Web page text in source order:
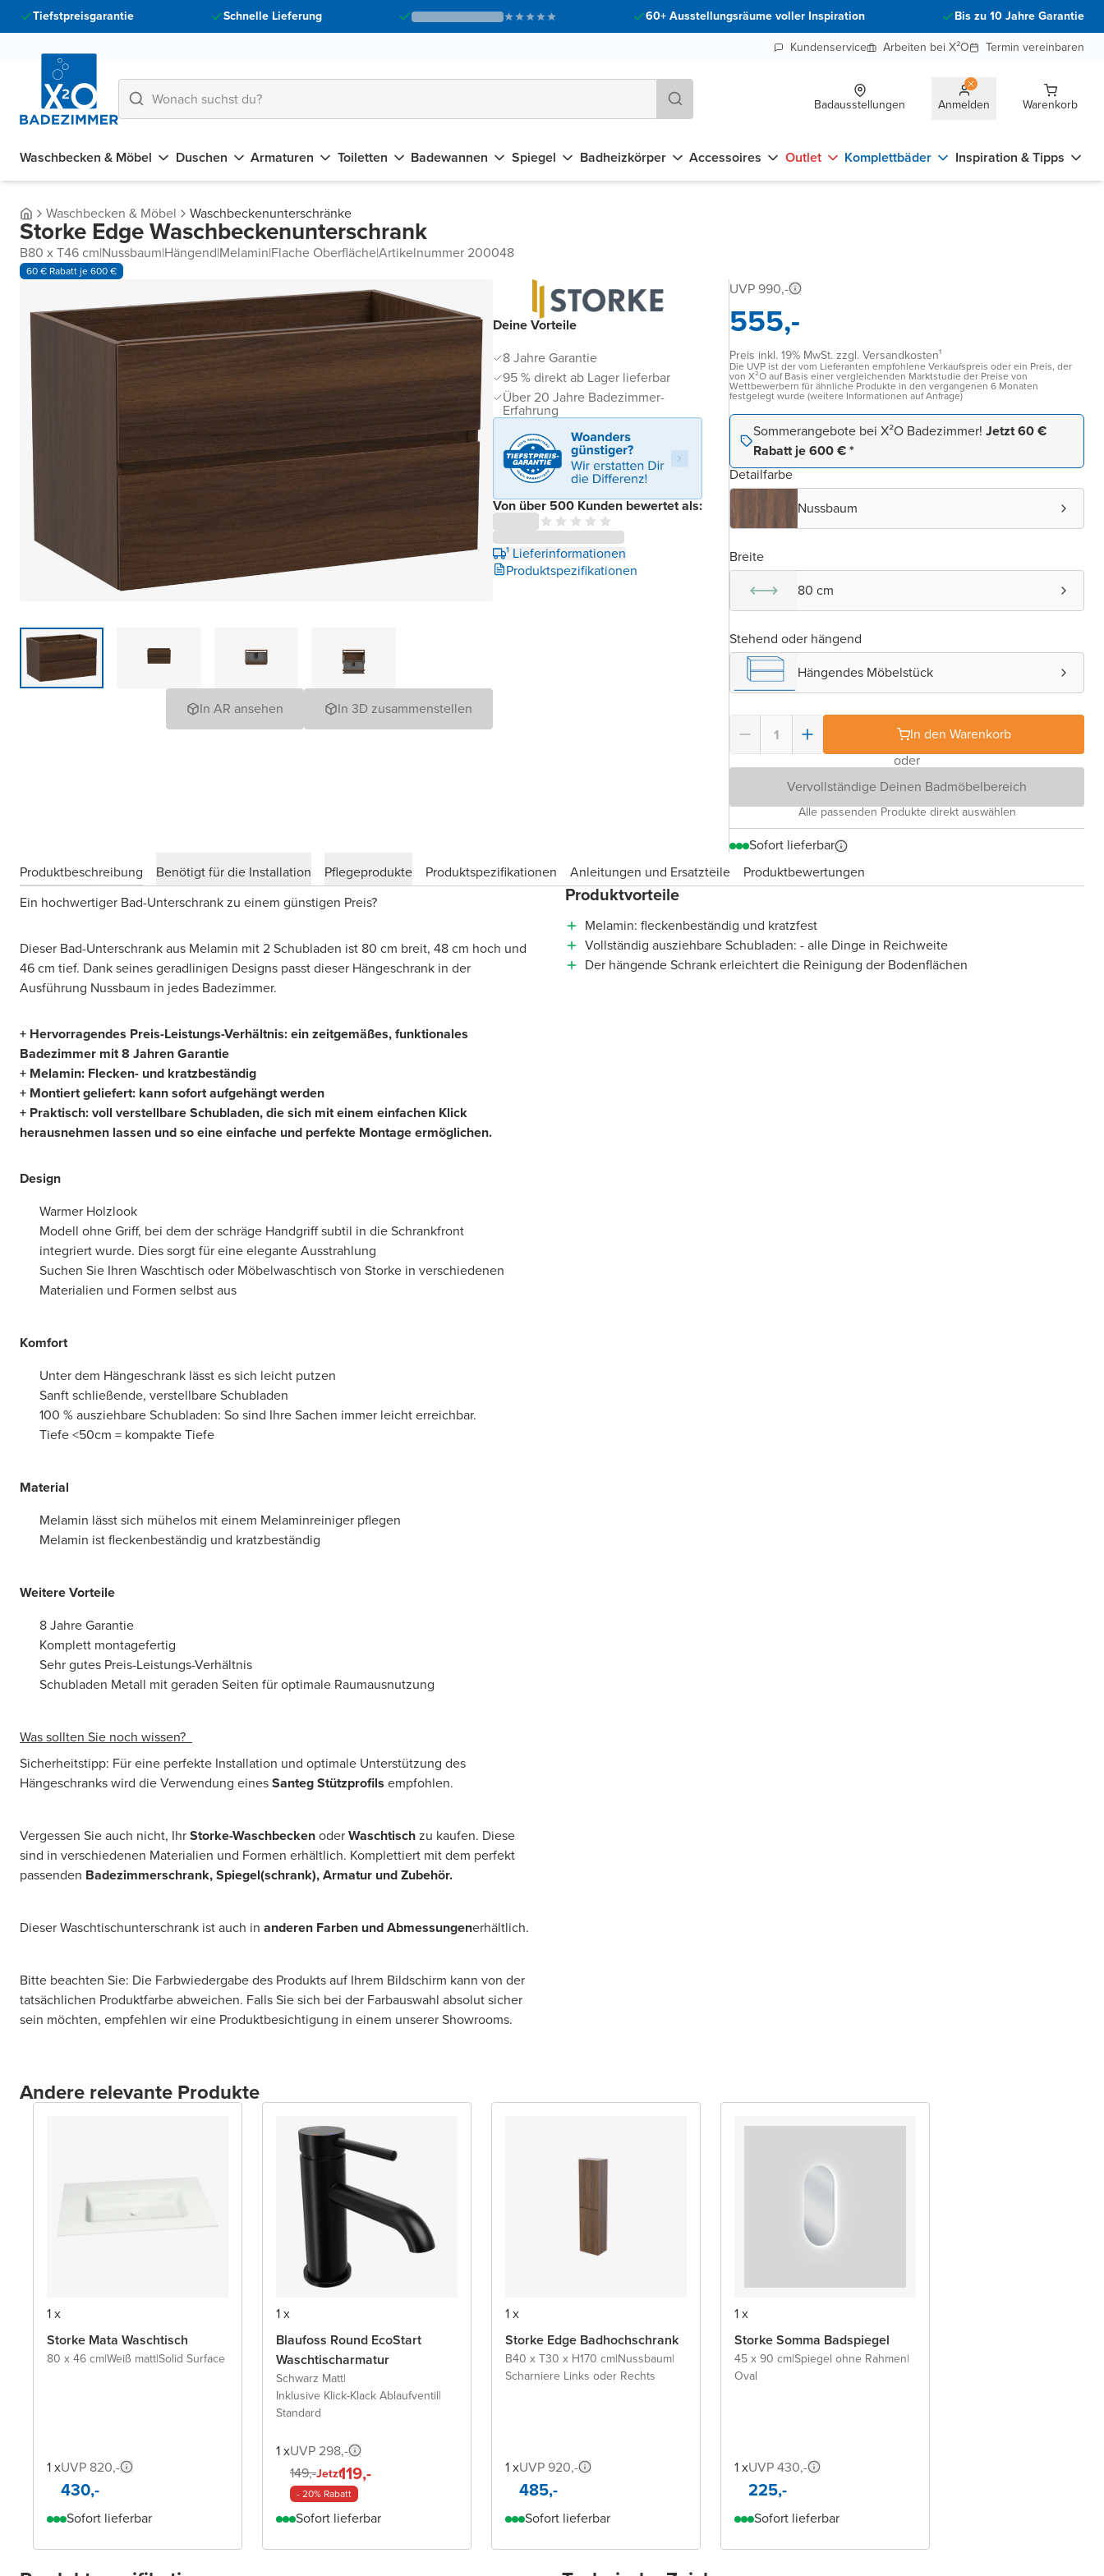
Tiefstpreisgarantie Schnelle Lieferung 60+ Ausstellungsräume voller Inspiration
Bis zu 10 Jahre Garantie
Kundenservice
Arbeiten bei X²O Termin vereinbaren
Badausstellungen Anmelden Warenkorb
Waschbecken & Möbel Duschen Armaturen Toiletten Badewannen Spiegel Badheizkörper Accessoires Outlet Komplettbäder Inspiration & Tipps
Waschbecken & Möbel Waschbeckenunterschränke
Storke Edge Waschbeckenunterschrank
B80 x T46 cm|Nussbaum|Hängend|Melamin|Flache Oberfläche|Artikelnummer 200048
60 € Rabatt je 600 €
In AR ansehen In 3D zusammenstellen
Deine Vorteile
8 Jahre Garantie
95 % direkt ab Lager lieferbar
Über 20 Jahre Badezimmer-
Erfahrung
Von über 500 Kunden bewertet als:
¹ Lieferinformationen
Produktspezifikationen
UVP 990,-
555,-
Preis inkl. 19% MwSt. zzgl. Versandkosten¹
Die UVP ist der vom Lieferanten empfohlene Verkaufspreis oder ein Preis, der
von X²O auf Basis einer vergleichenden Marktstudie der Preise von
Wettbewerbern für ähnliche Produkte in den vergangenen 6 Monaten
festgelegt wurde (weitere Informationen auf Anfrage)
Sommerangebote bei X²O Badezimmer! Jetzt 60 €
Rabatt je 600 € *
Detailfarbe
Nussbaum
Breite
80 cm
Stehend oder hängend
Hängendes Möbelstück
In den Warenkorb
oder
Vervollständige Deinen Badmöbelbereich
Alle passenden Produkte direkt auswählen
Sofort lieferbar
Produktbeschreibung
Benötigt für die Installation Pflegeprodukte Produktspezifikationen Anleitungen und Ersatzteile
Produktbewertungen
Ein hochwertiger Bad-Unterschrank zu einem günstigen Preis?
Dieser Bad-Unterschrank aus Melamin mit 2 Schubladen ist 80 cm breit, 48 cm hoch und
46 cm tief. Dank seines geradlinigen Designs passt dieser Hängeschrank in der
Ausführung Nussbaum in jedes Badezimmer.
+ Hervorragendes Preis-Leistungs-Verhältnis: ein zeitgemäßes, funktionales
Badezimmer mit 8 Jahren Garantie
+ Melamin: Flecken- und kratzbeständig
+ Montiert geliefert: kann sofort aufgehängt werden
+ Praktisch: voll verstellbare Schubladen, die sich mit einem einfachen Klick
herausnehmen lassen und so eine einfache und perfekte Montage ermöglichen.
Design
Warmer Holzlook
Modell ohne Griff, bei dem der schräge Handgriff subtil in die Schrankfront
integriert wurde. Dies sorgt für eine elegante Ausstrahlung
Suchen Sie Ihren Waschtisch oder Möbelwaschtisch von Storke in verschiedenen
Materialien und Formen selbst aus
Komfort
Unter dem Hängeschrank lässt es sich leicht putzen
Sanft schließende, verstellbare Schubladen
100 % ausziehbare Schubladen: So sind Ihre Sachen immer leicht erreichbar.
Tiefe <50cm = kompakte Tiefe
Material
Melamin lässt sich mühelos mit einem Melaminreiniger pflegen
Melamin ist fleckenbeständig und kratzbeständig
Weitere Vorteile
8 Jahre Garantie
Komplett montagefertig
Sehr gutes Preis-Leistungs-Verhältnis
Schubladen Metall mit geraden Seiten für optimale Raumausnutzung
Was sollten Sie noch wissen?
Sicherheitstipp: Für eine perfekte Installation und optimale Unterstützung des
Hängeschranks wird die Verwendung einesSanteg Stützprofils empfohlen.
Vergessen Sie auch nicht, IhrStorke-WaschbeckenoderWaschtischzu kaufen. Diese
sind in verschiedenen Materialien und Formen erhältlich. Komplettiert mit dem perfekt
passenden Badezimmerschrank, Spiegel(schrank), Armatur und Zubehör.
Dieser Waschtischunterschrank ist auch in anderen Farben und Abmessungenerhältlich.
Bitte beachten Sie: Die Farbwiedergabe des Produkts auf Ihrem Bildschirm kann von der
tatsächlichen Produktfarbe abweichen. Falls Sie sich bei der Farbauswahl absolut sicher
sein möchten, empfehlen wir eine Produktbesichtigung in einem unserer Showrooms.
Produktvorteile
Melamin: fleckenbeständig und kratzfest
Vollständig ausziehbare Schubladen: - alle Dinge in Reichweite
Der hängende Schrank erleichtert die Reinigung der Bodenflächen
Andere relevante Produkte
1 x
Storke Mata Waschtisch
80 x 46 cm|Weiß matt|Solid Surface
1 xUVP 820,-
430,-
Sofort lieferbar
1 x
Blaufoss Round EcoStart
Waschtischarmatur
Schwarz Matt|
Inklusive Klick-Klack Ablaufventil|
Standard
1 xUVP 298,-
149,-Jetzt119,-
- 20% Rabatt
Sofort lieferbar
1 x
Storke Edge Badhochschrank
B40 x T30 x H170 cm|Nussbaum|
Scharniere Links oder Rechts
1 xUVP 920,-
485,-
Sofort lieferbar
1 x
Storke Somma Badspiegel
45 x 90 cm|Spiegel ohne Rahmen|
Oval
1 xUVP 430,-
225,-
Sofort lieferbar